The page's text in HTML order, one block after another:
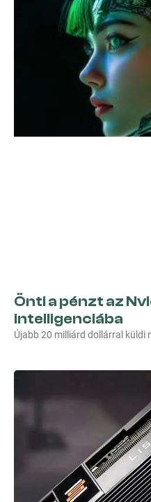
Önti a pénzt az
intelligenciába
Újabb 20 milliárd dollárral küldi